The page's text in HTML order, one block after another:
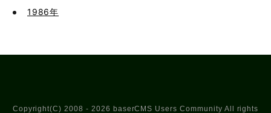
1986年
Copyright(C) 2008 - 2026 baserCMS Users Community All rights